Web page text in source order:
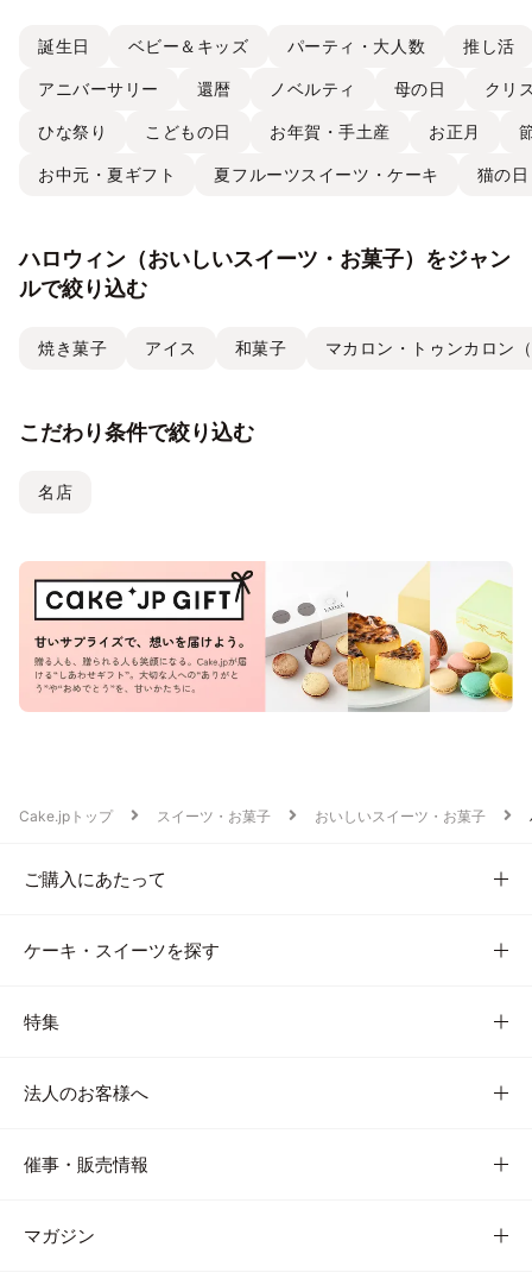
誕生日 ベビー＆キッズ パーティ・大人数 推し活
アニバーサリー 還暦 ノベルティ 母の日 クリ
ひな祭り こどもの日 お年賀・手土産 お正月
お中元・夏ギフト 夏フルーツスイーツ・ケーキ 猫の日
ハロウィン（おいしいスイーツ・お菓子）をジャン
ルで絞り込む
焼き菓子 アイス 和菓子 マカロン・トゥンカロン
こだわり条件で絞り込む
名店
Cake.jpトップ スイーツ・お菓子 おいしいスイーツ・お菓子
ご購入にあたって
ケーキ・スイーツを探す
特集
法人のお客様へ
催事・販売情報
マガジン